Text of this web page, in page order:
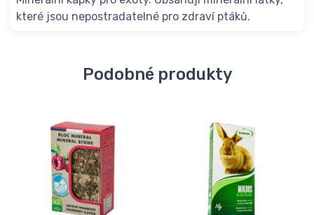
které jsou nepostradatelné pro zdraví ptáků.
Podobné produkty